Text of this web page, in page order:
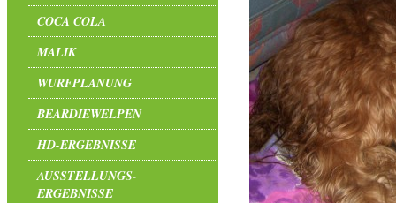
COCA COLA
MALIK
WURFPLANUNG
BEARDIEWELPEN
HD-ERGEBNISSE
AUSSTELLUNGS-
ERGEBNISSE